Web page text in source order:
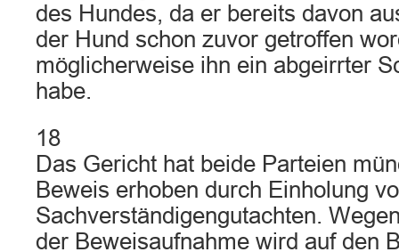
des Hundes, da er bereits davon
der Hund schon zuvor getroffen
möglicherweise ihn ein abgeirrter
habe.
18
Das Gericht hat beide Parteien
Beweis erhoben durch Einholung
Sachverständigengutachten.
der Beweisaufnahme wird auf den